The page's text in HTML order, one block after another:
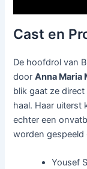
Cast en
De hoofdrol van
doorAnna Maria
blik gaat ze
haal. Haar uiterst
echter een
worden gespeeld
Yousef